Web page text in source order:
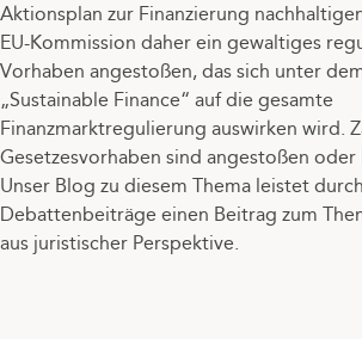
Aktionsplan zur Finanzierung
EU-Kommission daher ein gewaltiges
Vorhaben angestoßen, das sich unter
„Sustainable Finance“ auf die gesamte
Finanzmarktregulierung auswirken wird.
Gesetzesvorhaben sind angestoßen
Unser Blog zu diesem Thema leistet
Debattenbeiträge einen Beitrag zum
aus juristischer Perspektive.